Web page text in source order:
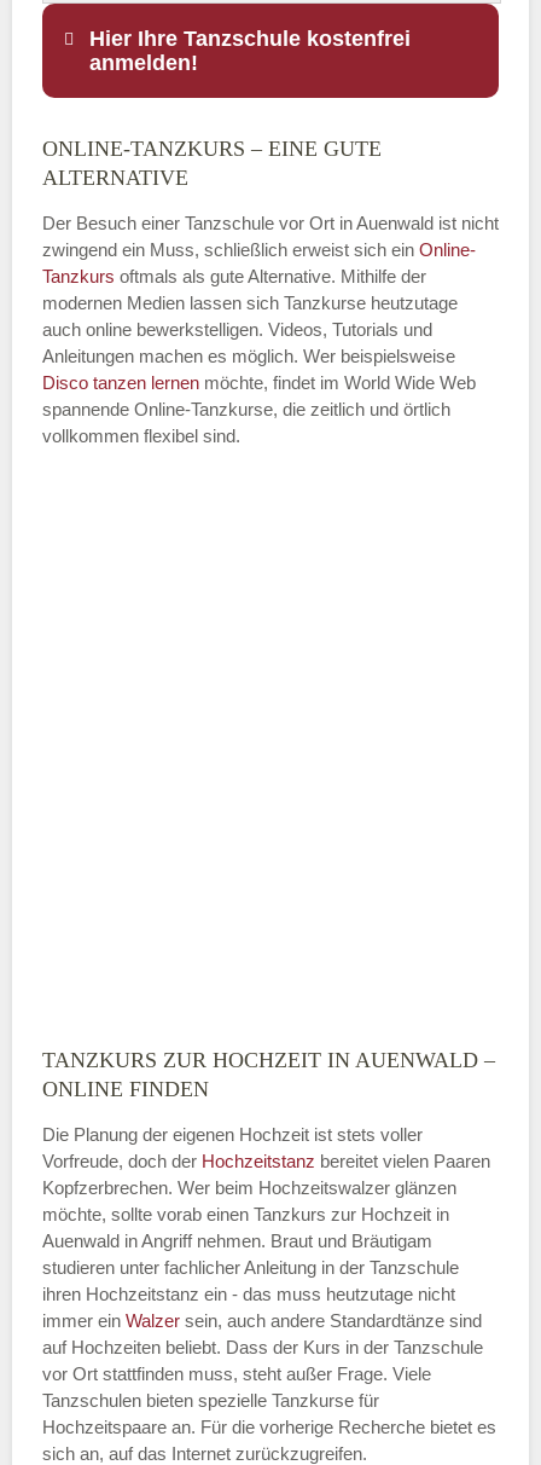
Hier Ihre Tanzschule kostenfrei
anmelden!
Name
E-Mail*
Name der Tanzschule
Montag
—
ÖFFNUNGSZEITEN HINZUFÜGEN
Dienstag
—
ÖFFNUNGSZEITEN HINZUFÜGEN
ONLINE-TANZKURS – EINE GUTE
ALTERNATIVE
Der Besuch einer Tanzschule vor Ort in Auenwald ist nicht
zwingend ein Muss, schließlich erweist sich ein Online-
Tanzkurs oftmals als gute Alternative. Mithilfe der
modernen Medien lassen sich Tanzkurse heutzutage
auch online bewerkstelligen. Videos, Tutorials und
Anleitungen machen es möglich. Wer beispielsweise
Disco tanzen lernen möchte, findet im World Wide Web
spannende Online-Tanzkurse, die zeitlich und örtlich
vollkommen flexibel sind.
TANZKURS ZUR HOCHZEIT IN AUENWALD –
ONLINE FINDEN
Die Planung der eigenen Hochzeit ist stets voller
Vorfreude, doch der Hochzeitstanz bereitet vielen Paaren
Kopfzerbrechen. Wer beim Hochzeitswalzer glänzen
möchte, sollte vorab einen Tanzkurs zur Hochzeit in
Auenwald in Angriff nehmen. Braut und Bräutigam
studieren unter fachlicher Anleitung in der Tanzschule
ihren Hochzeitstanz ein - das muss heutzutage nicht
immer ein Walzer sein, auch andere Standardtänze sind
auf Hochzeiten beliebt. Dass der Kurs in der Tanzschule
vor Ort stattfinden muss, steht außer Frage. Viele
Tanzschulen bieten spezielle Tanzkurse für
Hochzeitspaare an. Für die vorherige Recherche bietet es
sich an, auf das Internet zurückzugreifen.